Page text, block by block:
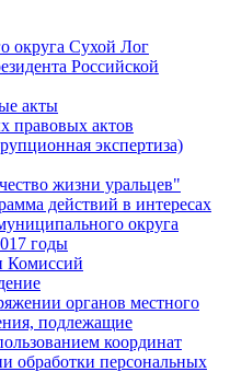
округа Сухой Лог
Российской
акты
правовых актов
экспертиза)
жизни уральцев"
действий в интересах
округа
годы
Комиссий
органов местного
подлежащие
координат
обработки персональных